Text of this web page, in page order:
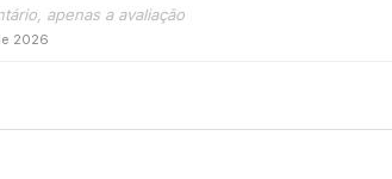
apenas a avaliação
2026